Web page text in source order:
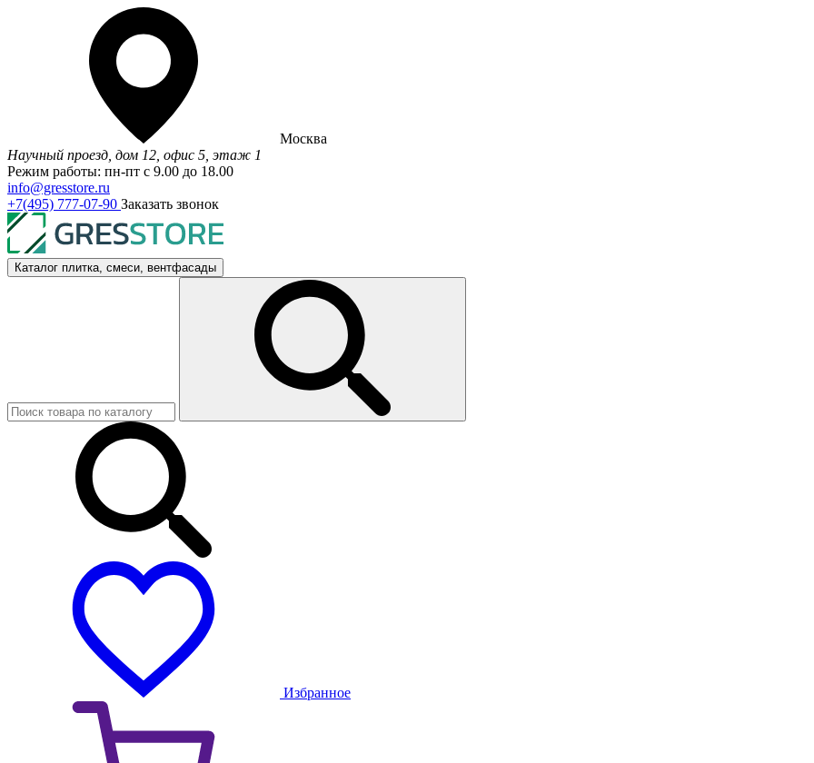
Москва
Научный проезд, дом 12, офис 5, этаж 1
Режим работы: пн-пт с 9.00 до 18.00
info@gresstore.ru
+7(495) 777-07-90 Заказать звонок
Каталог плитка, смеси, вентфасады
Избранное